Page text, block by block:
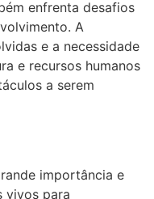
enfrenta desafios
A
e a necessidade
e recursos humanos
a serem
importância e
vivos para